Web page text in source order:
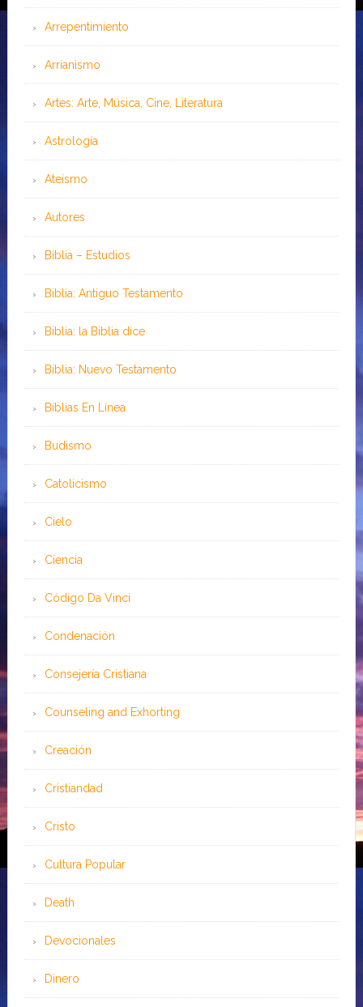
Arrepentimiento
Arrianismo
Artes: Arte, Música, Cine, Literatura
Astrología
Ateísmo
Autores
Biblia – Estudios
Biblia: Antiguo Testamento
Biblia: la Biblia dice
Biblia: Nuevo Testamento
Bíblias En Línea
Budismo
Catolicismo
Cielo
Ciencia
Código Da Vinci
Condenación
Consejería Cristiana
Counseling and Exhorting
Creación
Cristiandad
Cristo
Cultura Popular
Death
Devocionales
Dinero